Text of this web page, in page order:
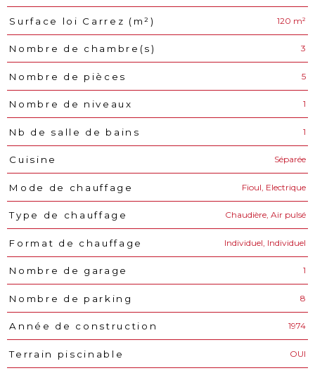
Surface loi Carrez (m²) 120 m²
Nombre de chambre(s) 3
Nombre de pièces 5
Nombre de niveaux 1
Nb de salle de bains 1
Cuisine Séparée
Mode de chauffage Fioul, Electrique
Type de chauffage Chaudière, Air pulsé
Format de chauffage Individuel, Individuel
Nombre de garage 1
Nombre de parking 8
Année de construction 1974
Terrain piscinable OUI